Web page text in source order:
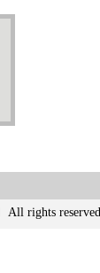
司 All rights